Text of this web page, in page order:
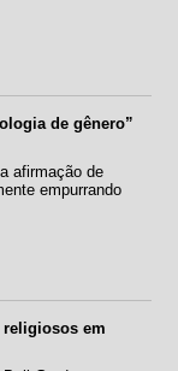
de gênero”
afirmação de
empurrando
em